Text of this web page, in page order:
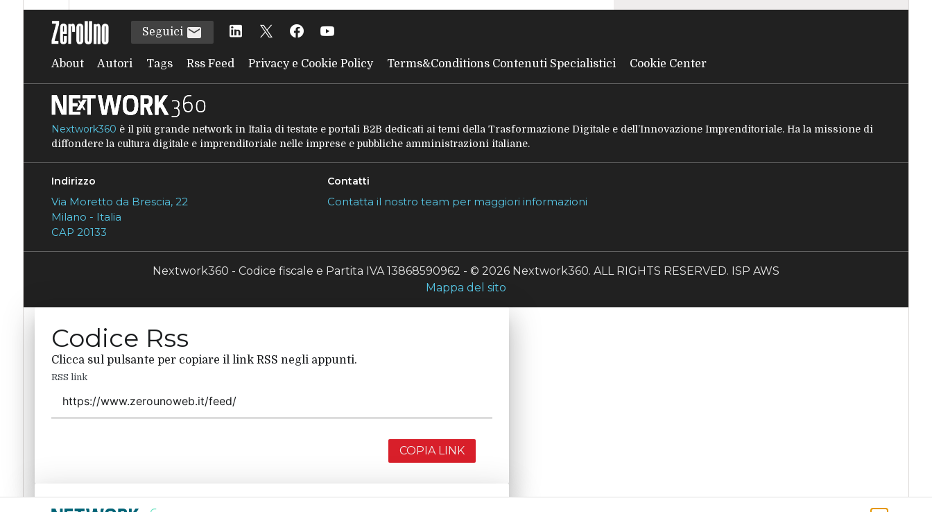
Seguici
About Autori Tags Rss Feed Privacy e Cookie Policy Terms&Conditions Contenuti Specialistici Cookie Center
Nextwork360 è il più grande network in Italia di testate e portali B2B dedicati ai temi della Trasformazione Digitale e dell’Innovazione Imprenditoriale. Ha la missione di
diffondere la cultura digitale e imprenditoriale nelle imprese e pubbliche amministrazioni italiane.
Indirizzo
Via Moretto da Brescia, 22
Milano - Italia
CAP 20133
Contatti
Contatta il nostro team per maggiori informazioni
Nextwork360 - Codice fiscale e Partita IVA 13868590962 - © 2026 Nextwork360. ALL RIGHTS RESERVED. ISP AWS
Mappa del sito
Codice Rss
Clicca sul pulsante per copiare il link RSS negli appunti.
RSS link
COPIA LINK